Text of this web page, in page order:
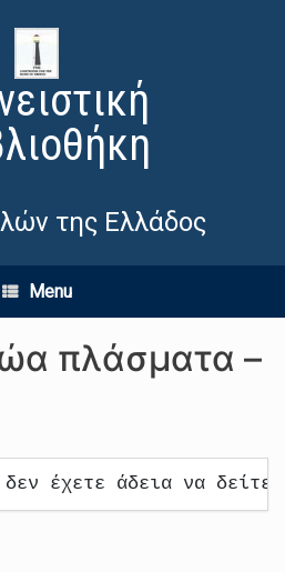
της Ελλάδος
Menu
πλάσματα –
έχετε άδεια να δείτε